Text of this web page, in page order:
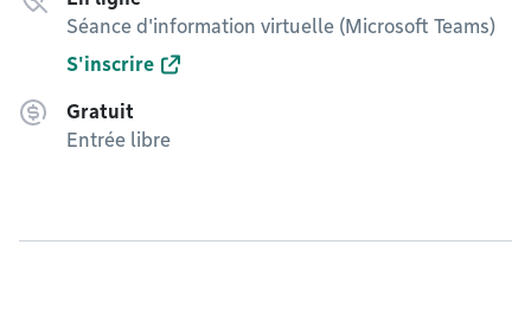
Séance d'information virtuelle (Microsoft Teams)
S'inscrire
Gratuit
Entrée libre